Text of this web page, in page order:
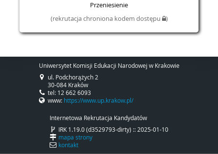
Przeniesienie
(rekrutacja chroniona kodem dostępu
)
Uniwersytet Komisji Edukacji Narodowej w Krakowie
ul. Podchorążych 2
30-084 Kraków
tel: 12 662 6093
www: https://www.up.krakow.pl/
Internetowa Rekrutacja Kandydatów
IRK 1.19.0 (d3529793-dirty) :: 2025-01-10
mapa strony
kontakt